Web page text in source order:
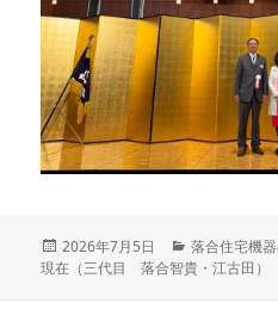
投
稿
2026年7月5日
カ
テ
落合住宅機
現在（三代目 落合智貴・江古田）